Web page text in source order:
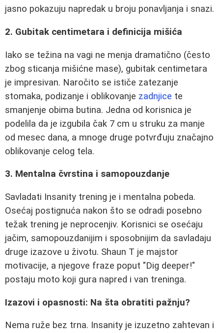
jasno pokazuju napredak u broju ponavljanja i snazi.
2. Gubitak centimetara i definicija mišića
Iako se težina na vagi ne menja dramatično (često
zbog sticanja mišićne mase), gubitak centimetara
je impresivan. Naročito se ističe zatezanje
stomaka, podizanje i oblikovanje zadnjice te
smanjenje obima butina. Jedna od korisnica je
podelila da je izgubila čak 7 cm u struku za manje
od mesec dana, a mnoge druge potvrđuju značajno
oblikovanje celog tela.
3. Mentalna čvrstina i samopouzdanje
Savladati Insanity trening je i mentalna pobeda.
Osećaj postignuća nakon što se odradi posebno
težak trening je neprocenjiv. Korisnici se osećaju
jačim, samopouzdanijim i sposobnijim da savladaju
druge izazove u životu. Shaun T je majstor
motivacije, a njegove fraze poput "Dig deeper!"
postaju moto koji gura napred i van treninga.
Izazovi i opasnosti: Na šta obratiti pažnju?
Nema ruže bez trna. Insanity je izuzetno zahtevan i